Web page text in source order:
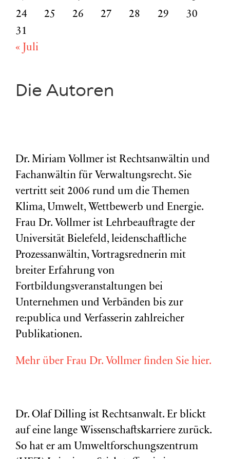
24
25 26 27 28 29
30
31
« Juli
Die Autoren
Dr. Miriam Vollmer ist Rechtsanwältin und
Fachanwältin für Verwaltungsrecht. Sie
vertritt seit 2006 rund um die Themen
Klima, Umwelt, Wettbewerb und Energie.
Frau Dr. Vollmer ist Lehrbeauftragte der
Universität Bielefeld, leidenschaftliche
Prozessanwältin, Vortragsrednerin mit
breiter Erfahrung von
Fortbildungsveranstaltungen bei
Unternehmen und Verbänden bis zur
re:publica und Verfasserin zahlreicher
Publikationen.
Mehr über Frau Dr. Vollmer finden Sie hier.
Dr. Olaf Dilling ist Rechtsanwalt. Er blickt
auf eine lange Wissenschaftskarriere zurück.
So hat er am Umweltforschungszentrum